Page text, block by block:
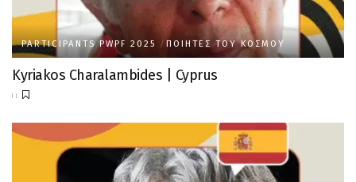
PARTICIPANTS PWPF 2025 ΠΟΙΗΤΈΣ ΤΟΥ ΚΌΣΜΟΥ
Kyriakos Charalambides | Cyprus